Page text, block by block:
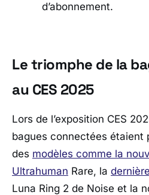
d’abonnement.
Le triomphe de la
au CES 2025
Lors de l’exposition CES
bagues connectées étaient
des modèles comme la
Ultrahuman Rare, la
Luna Ring 2 de Noise et la